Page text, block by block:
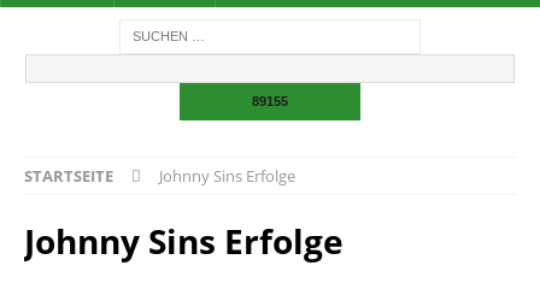
STARTSEITE Johnny Sins Erfolge
Johnny Sins Erfolge